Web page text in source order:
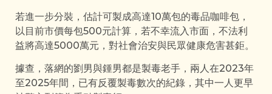
若進一步分裝，估計可製成高達10萬包的毒品咖啡包，
以目前市價每包500元計算，若不幸流入市面，不法利
益將高達5000萬元，對社會治安與民眾健康危害甚鉅。
據查，落網的劉男與鍾男都是製毒老手，兩人在2023年
至2025年間，已有反覆製毒數次的紀錄，其中一人更早